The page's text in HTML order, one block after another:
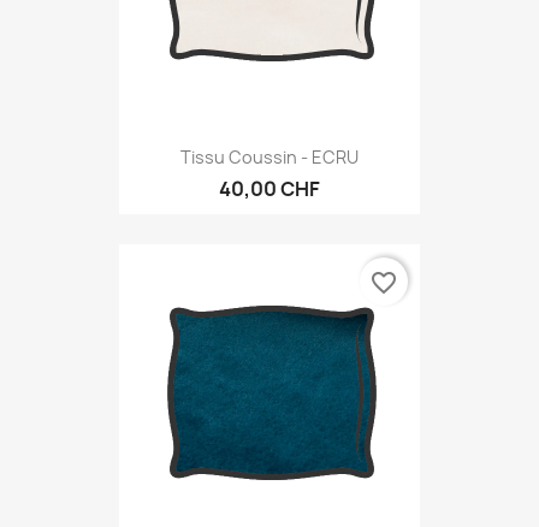
Tissu Coussin - ECRU
40,00 CHF
favorite_border